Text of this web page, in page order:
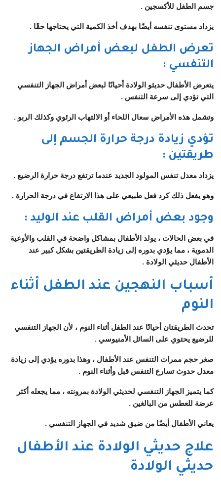
جسم الطفل للأكسجين .
يزداد مستوى تنفسه أيضًا بهدف أخذ الكمية التي يحتاجها حقًا .
تعرض الطفل لبعض أمراض الجهاز
التنفسي :
يتعرض الأطفال حديثو الولادة أحيانًا لبعض أمراض الجهاز التنفسي
التي تؤدي إلى سرعة التنفس .
وتشمل هذه الأمراض سعال اللحاء أو الالتهاب الرئوي وكذلك الربو .
تؤدي زيادة درجة حرارة الجسم إلى
طريقتين :
يزداد معدل تنفس المولود الجديد عندما ترتفع درجة حرارة الرضيع .
وهو يفعل ذلك كرد فعل طبيعي على هذا الارتفاع في درجة الحرارة .
وجود بعض أمراض القلب عند الوليد :
في بعض الحالات ، يولد الأطفال بمشاكل واضحة في القلب والأوعية
الدموية ، مما يؤدي بدوره إلى زيادة الطريقتين بشكل كبير عند
الأطفال حديثي الولادة .
أسباب النهجين عند الطفل أثناء
النوم
تحدث الطريقتان أحيانًا عند الطفل أثناء النوم ، لأن الجهاز التنفسي
للرضيع يحتوي على السائل الأمنيوسي .
صغر حجم ممرات التنفس عند الأطفال ، وهذا بدوره يؤدي إلى زيادة
معدل حدوث تسارع التنفس قبل وأثناء النوم .
كما يتميز الجهاز التنفسي لحديثي الولادة بمرونته ، مما يجعله أكثر
عرضة للعطس من البالغين .
يعاني الأطفال أيضًا من ضيق شديد في الجهاز التنفسي .
علاج حديثي الولادة عند الأطفال
حديثي الولادة